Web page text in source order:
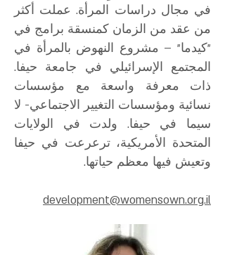
في مجال دراسات المرأة. عملت أكثر
من عقد من الزمان كمنسقة برامج في
"كيدما" – مشروع النهوض بالمرأة في
المجتمع الإسرائيلي في جامعة حيفا.
ذات معرفة واسعة مع مؤسسات
نسائية ومؤسسات التغيير الاجتماعي- لا
سيما في حيفا. ولدت في الولايات
المتحدة الأمريكية، ترعرعت في حيفا
وتعيش فيها معظم حياتها.
development@womensown.org.il